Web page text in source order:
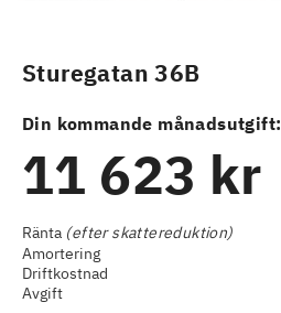
Sturegatan 36B
Din kommande månadsutgift:
11 623 kr
Ränta (efter skattereduktion)
Amortering
Driftkostnad
Avgift